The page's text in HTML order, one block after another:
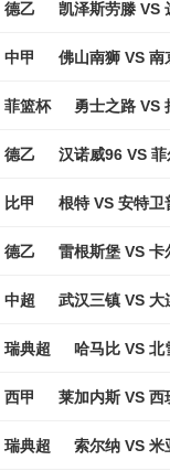
德乙 凯泽斯劳滕 VS
中甲 佛山南狮 VS 南
菲篮杯 勇士之路 VS
德乙 汉诺威96 VS 菲
比甲 根特 VS 安特卫
德乙 雷根斯堡 VS 卡
中超 武汉三镇 VS 大
瑞典超 哈马比 VS 北
西甲 莱加内斯 VS 西
瑞典超 索尔纳 VS 米